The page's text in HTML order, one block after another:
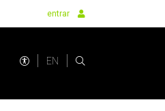
entrar
EN